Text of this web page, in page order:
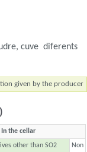
cuve diferents
given by the producer
In the cellar
other than SO2
Non